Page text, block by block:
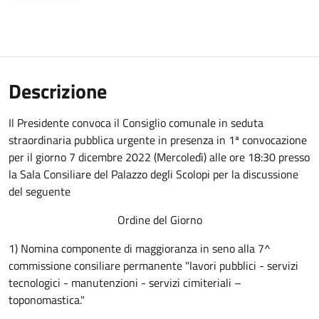
Descrizione
Il Presidente convoca il Consiglio comunale in seduta
straordinaria pubblica urgente in presenza in 1ª convocazione
per il giorno 7 dicembre 2022 (Mercoledì) alle ore 18:30 presso
la Sala Consiliare del Palazzo degli Scolopi per la discussione
del seguente
Ordine del Giorno
1) Nomina componente di maggioranza in seno alla 7^
commissione consiliare permanente "lavori pubblici - servizi
tecnologici - manutenzioni - servizi cimiteriali –
toponomastica."